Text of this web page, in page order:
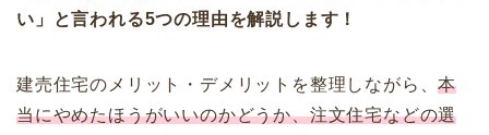
い」と言われる5つの理由を解説します！
建売住宅のメリット・デメリットを整理しながら、本
当にやめたほうがいいのかどうか、注文住宅などの選